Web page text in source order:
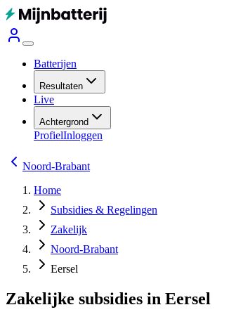
Batterijen
Resultaten
Live
Achtergrond
ProfielInloggen
Noord-Brabant
Home
Subsidies & Regelingen
Zakelijk
Noord-Brabant
Eersel
Zakelijke subsidies in Eersel